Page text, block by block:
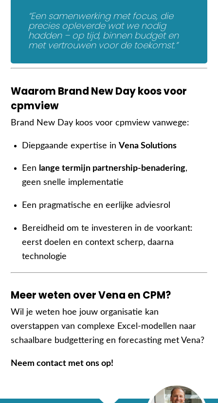
“Een samenwerking met focus, die
precies opleverde wat we nodig
hadden – op tijd, binnen budget en
met vertrouwen voor de toekomst.”
Waarom Brand New Day koos voor
cpmview
Brand New Day koos voor cpmview vanwege:
Diepgaande expertise in Vena Solutions
Een lange termijn partnership-benadering,
geen snelle implementatie
Een pragmatische en eerlijke adviesrol
Bereidheid om te investeren in de voorkant:
eerst doelen en context scherp, daarna
technologie
Meer weten over Vena en CPM?
Wil je weten hoe jouw organisatie kan
overstappen van complexe Excel-modellen naar
schaalbare budgettering en forecasting met Vena?
Neem contact met ons op!